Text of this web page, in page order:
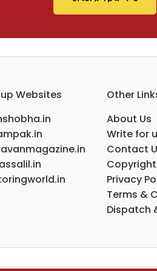
Websites
Other
About Us
Write for
Contact
Privacy
Terms &
Dispatch